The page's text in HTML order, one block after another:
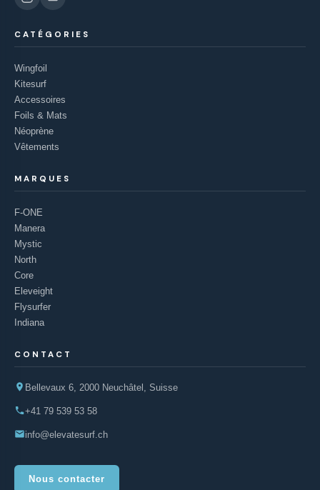
CATÉGORIES
Wingfoil
Kitesurf
Accessoires
Foils & Mats
Néoprène
Vêtements
MARQUES
F-ONE
Manera
Mystic
North
Core
Eleveight
Flysurfer
Indiana
CONTACT
Bellevaux 6, 2000 Neuchâtel, Suisse
+41 79 539 53 58
info@elevatesurf.ch
Nous contacter